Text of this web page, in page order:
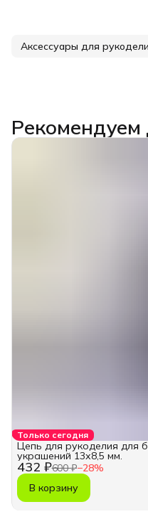
Аксессуары для
Рекомендуем
Только сегодня
432 ₽600 ₽−28%
Цепь для рукоделия для
украшений 13х8,5 мм.
В корзину